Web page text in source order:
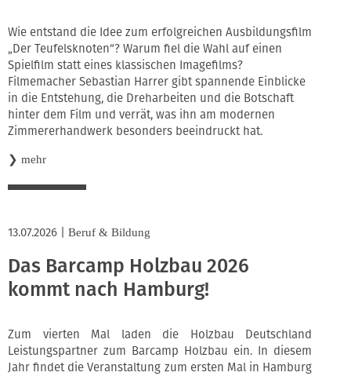
Wie entstand die Idee zum erfolgreichen Ausbildungsfilm
„Der Teufelsknoten“? Warum fiel die Wahl auf einen
Spielfilm statt eines klassischen Imagefilms?
Filmemacher Sebastian Harrer gibt spannende Einblicke
in die Entstehung, die Dreharbeiten und die Botschaft
hinter dem Film und verrät, was ihn am modernen
Zimmererhandwerk besonders beeindruckt hat.
❯ mehr
13.07.2026 Beruf & Bildung
Das Barcamp Holzbau 2026
kommt nach Hamburg!
Zum vierten Mal laden die Holzbau Deutschland
Leistungspartner zum Barcamp Holzbau ein. In diesem
Jahr findet die Veranstaltung zum ersten Mal in Hamburg